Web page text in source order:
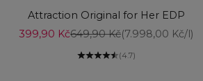
Attraction Original for Her EDP
Prodejní cena
399,90 KčBěžná cena
649,90 Kč(7.998,00 Kč/l)
(4.7)